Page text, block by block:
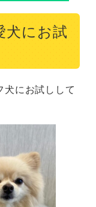
犬にお試
にお試しして